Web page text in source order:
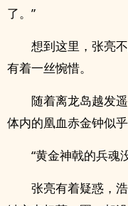
了。”
想到这里，张亮
有着一丝惋惜。
随着离龙岛越发
体内的凰血赤金钟似乎
“黄金神戟的兵魂
张亮有着疑惑，